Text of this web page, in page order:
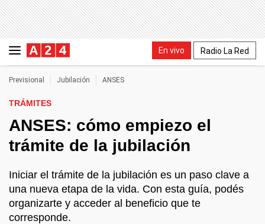
En vivo Radio La Red
Previsional Jubilación ANSES
TRÁMITES
ANSES: cómo empiezo el
trámite de la jubilación
Iniciar el trámite de la jubilación es un paso clave a
una nueva etapa de la vida. Con esta guía, podés
organizarte y acceder al beneficio que te
corresponde.